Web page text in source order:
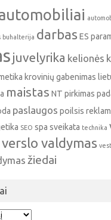
buhalterija darbas ES
juvelyrika kelionės
krovinių gabenimas
maistas NT pirkimas
paslaugos poilsis
SEO spa sveikata technika
verslo valdymas
žiedai